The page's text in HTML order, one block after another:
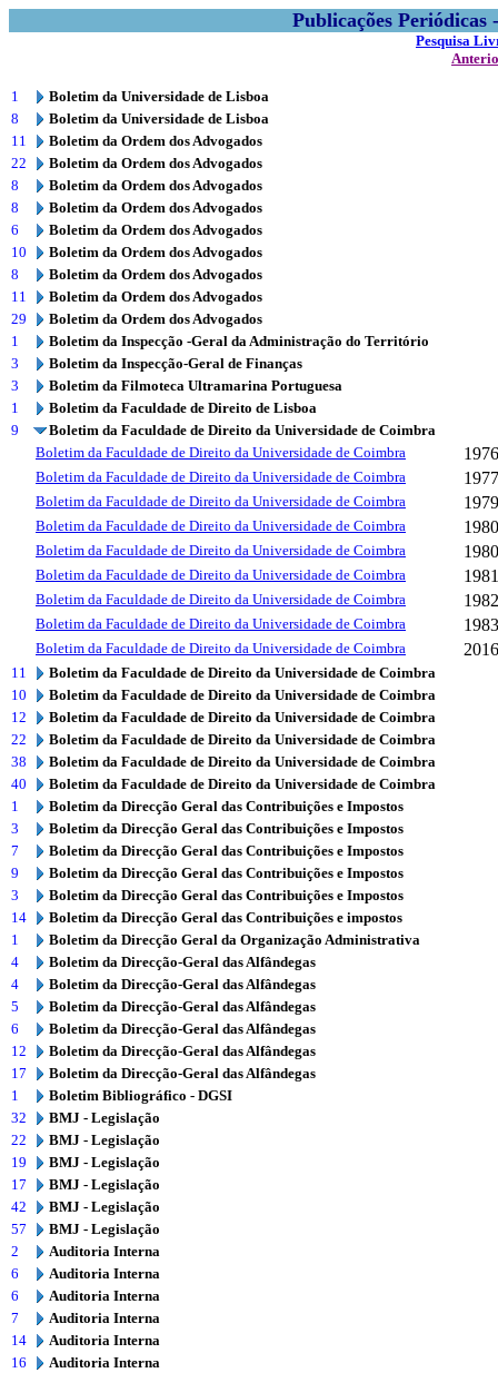
Publicações
Pesquisa
1
Boletim da Universidade de Lisboa
8
Boletim da Universidade de Lisboa
11
Boletim da Ordem dos Advogados
22
Boletim da Ordem dos Advogados
8
Boletim da Ordem dos Advogados
8
Boletim da Ordem dos Advogados
6
Boletim da Ordem dos Advogados
10
Boletim da Ordem dos Advogados
8
Boletim da Ordem dos Advogados
11
Boletim da Ordem dos Advogados
29
Boletim da Ordem dos Advogados
1
Boletim da Inspecção -Geral da Administração do Território
3
Boletim da Inspecção-Geral de Finanças
3
Boletim da Filmoteca Ultramarina Portuguesa
1
Boletim da Faculdade de Direito de Lisboa
9
Boletim da Faculdade de Direito da Universidade de Coimbra
Boletim da Faculdade de Direito da Universidade de Coimbra
1976
Boletim da Faculdade de Direito da Universidade de Coimbra 1977
Boletim da Faculdade de Direito da Universidade de Coimbra 1979
Boletim da Faculdade de Direito da Universidade de Coimbra 1980
Boletim da Faculdade de Direito da Universidade de Coimbra 1980
Boletim da Faculdade de Direito da Universidade de Coimbra 1981
Boletim da Faculdade de Direito da Universidade de Coimbra 1982
Boletim da Faculdade de Direito da Universidade de Coimbra 1983
Boletim da Faculdade de Direito da Universidade de Coimbra 2016
11
Boletim da Faculdade de Direito da Universidade de Coimbra
10
Boletim da Faculdade de Direito da Universidade de Coimbra
12
Boletim da Faculdade de Direito da Universidade de Coimbra
22
Boletim da Faculdade de Direito da Universidade de Coimbra
38
Boletim da Faculdade de Direito da Universidade de Coimbra
40
Boletim da Faculdade de Direito da Universidade de Coimbra
1
Boletim da Direcção Geral das Contribuições e Impostos
3
Boletim da Direcção Geral das Contribuições e Impostos
7
Boletim da Direcção Geral das Contribuições e Impostos
9
Boletim da Direcção Geral das Contribuições e Impostos
3
Boletim da Direcção Geral das Contribuições e Impostos
14
Boletim da Direcção Geral das Contribuições e impostos
1
Boletim da Direcção Geral da Organização Administrativa
4
Boletim da Direcção-Geral das Alfândegas
4
Boletim da Direcção-Geral das Alfândegas
5
Boletim da Direcção-Geral das Alfândegas
6
Boletim da Direcção-Geral das Alfândegas
12
Boletim da Direcção-Geral das Alfândegas
17
Boletim da Direcção-Geral das Alfândegas
1
Boletim Bibliográfico - DGSI
32
BMJ - Legislação
22
BMJ - Legislação
19
BMJ - Legislação
17
BMJ - Legislação
42
BMJ - Legislação
57
BMJ - Legislação
2
Auditoria Interna
6
Auditoria Interna
6
Auditoria Interna
7
Auditoria Interna
14
Auditoria Interna
16
Auditoria Interna